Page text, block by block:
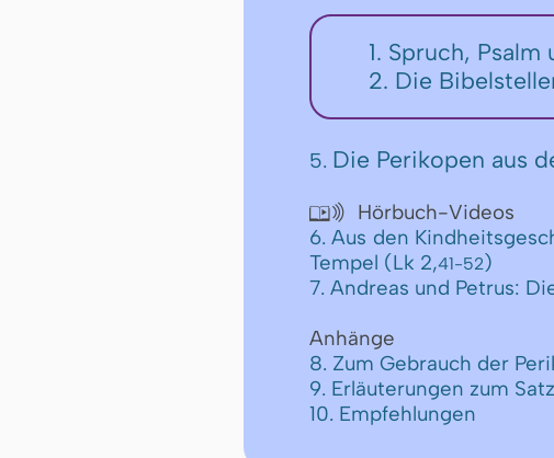
1. Spruch, Psalm
2. Die
5. Die Perikopen aus

Hörbuch-Videos
6. Aus den
Tempel (Lk 2,41-52)
7. Andreas und Petrus:
Anhänge
8. Zum Gebrauch der
9. Erläuterungen zum
10. Empfehlungen